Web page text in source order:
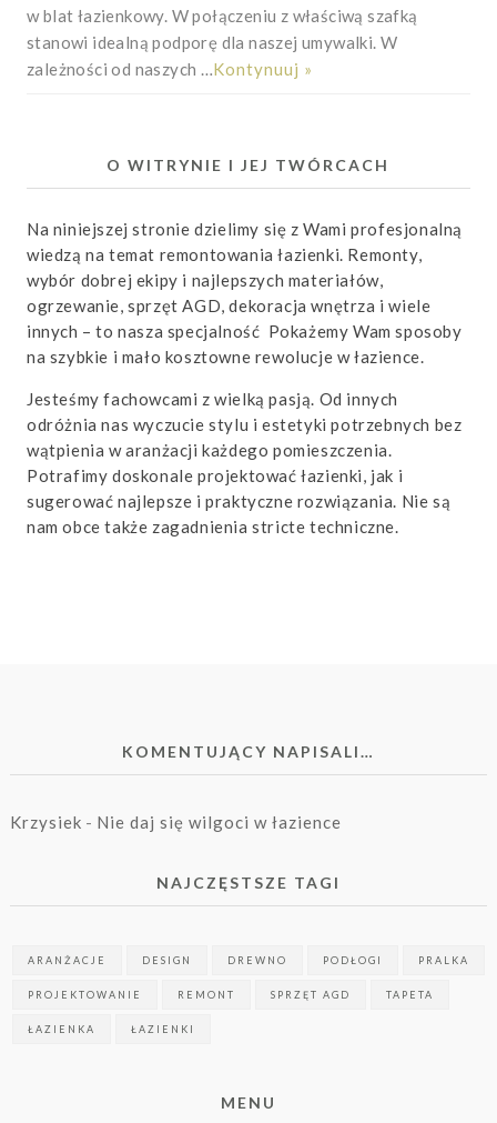
w blat łazienkowy. W połączeniu z właściwą szafką
stanowi idealną podporę dla naszej umywalki. W
zależności od naszych …Kontynuuj »
O WITRYNIE I JEJ TWÓRCACH
Na niniejszej stronie dzielimy się z Wami profesjonalną
wiedzą na temat remontowania łazienki. Remonty,
wybór dobrej ekipy i najlepszych materiałów,
ogrzewanie, sprzęt AGD, dekoracja wnętrza i wiele
innych – to nasza specjalność Pokażemy Wam sposoby
na szybkie i mało kosztowne rewolucje w łazience.
Jesteśmy fachowcami z wielką pasją. Od innych
odróżnia nas wyczucie stylu i estetyki potrzebnych bez
wątpienia w aranżacji każdego pomieszczenia.
Potrafimy doskonale projektować łazienki, jak i
sugerować najlepsze i praktyczne rozwiązania. Nie są
nam obce także zagadnienia stricte techniczne.
KOMENTUJĄCY NAPISALI…
Krzysiek - Nie daj się wilgoci w łazience
NAJCZĘSTSZE TAGI
ARANŻACJE DESIGN DREWNO PODŁOGI PRALKA
PROJEKTOWANIE REMONT SPRZĘT AGD TAPETA
ŁAZIENKA ŁAZIENKI
MENU